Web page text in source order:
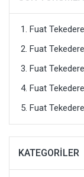
Fuat
Fuat
Fuat
Fuat
Fuat
KATEGORILER